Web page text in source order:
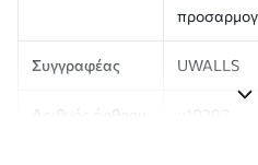
Συγγραφέας UWALLS
Αριθμός άρθρου